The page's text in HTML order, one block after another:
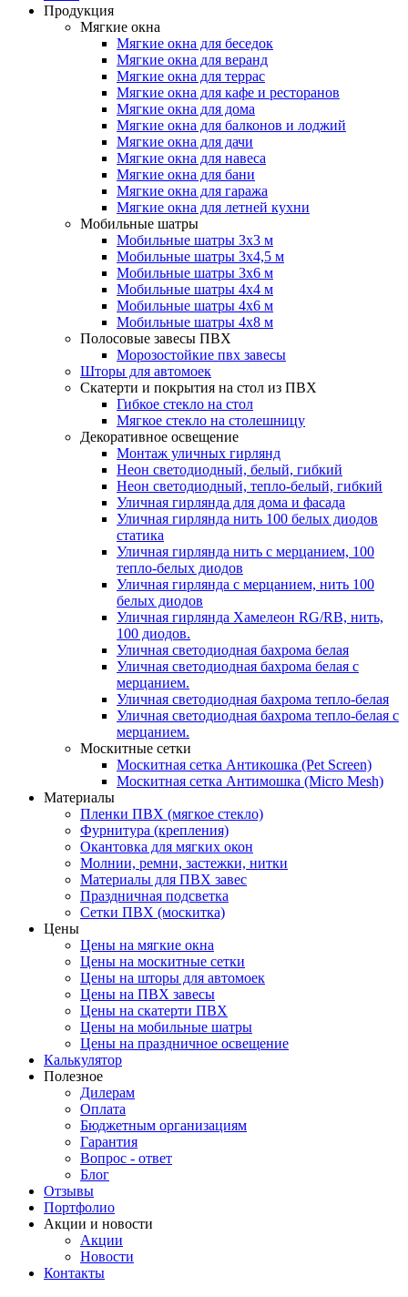
Продукция
Мягкие окна
Мягкие окна для беседок
Мягкие окна для веранд
Мягкие окна для террас
Мягкие окна для кафе и ресторанов
Мягкие окна для дома
Мягкие окна для балконов и лоджий
Мягкие окна для дачи
Мягкие окна для навеса
Мягкие окна для бани
Мягкие окна для гаража
Мягкие окна для летней кухни
Мобильные шатры
Мобильные шатры 3х3 м
Мобильные шатры 3х4,5 м
Мобильные шатры 3х6 м
Мобильные шатры 4х4 м
Мобильные шатры 4х6 м
Мобильные шатры 4х8 м
Полосовые завесы ПВХ
Морозостойкие пвх завесы
Шторы для автомоек
Скатерти и покрытия на стол из ПВХ
Гибкое стекло на стол
Мягкое стекло на столешницу
Декоративное освещение
Монтаж уличных гирлянд
Неон светодиодный, белый, гибкий
Неон светодиодный, тепло-белый, гибкий
Уличная гирлянда для дома и фасада
Уличная гирлянда нить 100 белых диодов
статика
Уличная гирлянда нить с мерцанием, 100
тепло-белых диодов
Уличная гирлянда с мерцанием, нить 100
белых диодов
Уличная гирлянда Хамелеон RG/RB, нить,
100 диодов.
Уличная светодиодная бахрома белая
Уличная светодиодная бахрома белая с
мерцанием.
Уличная светодиодная бахрома тепло-белая
Уличная светодиодная бахрома тепло-белая с
мерцанием.
Москитные сетки
Москитная сетка Антикошка (Pet Screen)
Москитная сетка Антимошка (Micro Mesh)
Материалы
Пленки ПВХ (мягкое стекло)
Фурнитура (крепления)
Окантовка для мягких окон
Молнии, ремни, застежки, нитки
Материалы для ПВХ завес
Праздничная подсветка
Сетки ПВХ (москитка)
Цены
Цены на мягкие окна
Цены на москитные сетки
Цены на шторы для автомоек
Цены на ПВХ завесы
Цены на скатерти ПВХ
Цены на мобильные шатры
Цены на праздничное освещение
Калькулятор
Полезное
Дилерам
Оплата
Бюджетным организациям
Гарантия
Вопрос - ответ
Блог
Отзывы
Портфолио
Акции и новости
Акции
Новости
Контакты